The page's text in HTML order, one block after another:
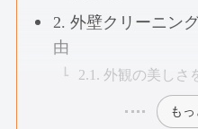
2. 外壁クリーニン
由
2.1. 外観の美しさ
も